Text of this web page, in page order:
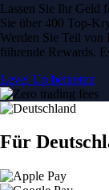
Lassen Sie Ihr Geld
Sie über 400 Top-
Werden Sie Teil von
führende Rewards.
Level Up beitreten
Für